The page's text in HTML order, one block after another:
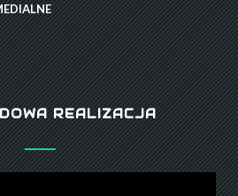
REALIZACJA